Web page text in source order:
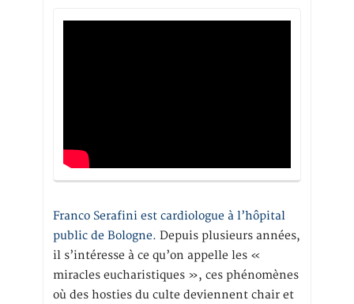
Franco Serafini est cardiologue à l’hôpital
public de Bologne. Depuis plusieurs années,
il s’intéresse à ce qu’on appelle les «
miracles eucharistiques », ces phénomènes
où des hosties du culte deviennent chair et